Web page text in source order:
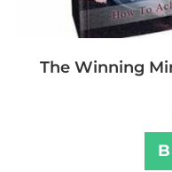
The Winning